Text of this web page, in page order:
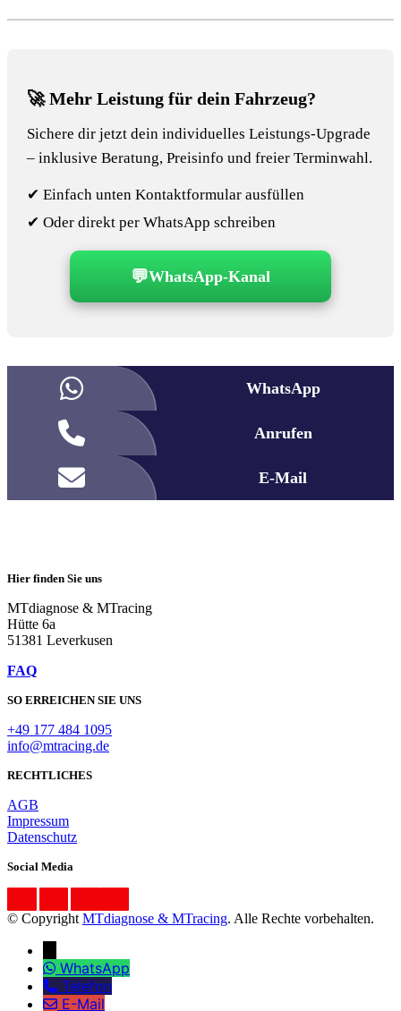
🚀 Mehr Leistung für dein Fahrzeug?
Sichere dir jetzt dein individuelles Leistungs-Upgrade
– inklusive Beratung, Preisinfo und freier Terminwahl.
✔ Einfach unten Kontaktformular ausfüllen
✔ Oder direkt per WhatsApp schreiben
💬WhatsApp-Kanal
WhatsApp
Anrufen
E-Mail
Hier finden Sie uns
MTdiagnose & MTracing
Hütte 6a
51381 Leverkusen
FAQ
SO ERREICHEN SIE UNS
+49 177 484 1095
info@mtracing.de
RECHTLICHES
AGB
Impressum
Datenschutz
Social Media
© Copyright MTdiagnose & MTracing. Alle Rechte vorbehalten.
WhatsApp
Telefon
E-Mail